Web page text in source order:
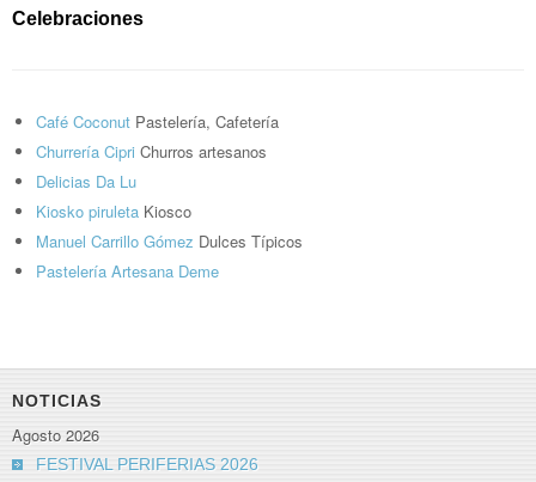
Celebraciones
Café Coconut Pastelería, Cafetería
Churrería Cipri Churros artesanos
Delicias Da Lu
Kiosko piruleta Kiosco
Manuel Carrillo Gómez Dulces Típicos
Pastelería Artesana Deme
NOTICIAS
Agosto 2026
FESTIVAL PERIFERIAS 2026